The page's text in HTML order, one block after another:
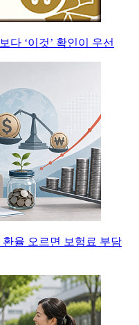
다 ‘이것’ 확인이 우선
율 오르면 보험료 부담